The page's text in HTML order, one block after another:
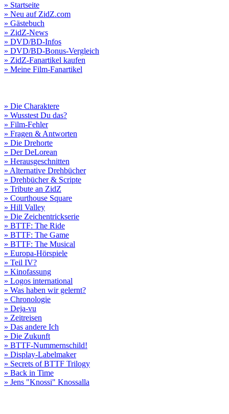
» Startseite
» Neu auf ZidZ.com
» Gästebuch
» ZidZ-News
» DVD/BD-Infos
» DVD/BD-Bonus-Vergleich
» ZidZ-Fanartikel kaufen
» Meine Film-Fanartikel
» Die Charaktere
» Wusstest Du das?
» Film-Fehler
» Fragen & Antworten
» Die Drehorte
» Der DeLorean
» Herausgeschnitten
» Alternative Drehbücher
» Drehbücher & Scripte
» Tribute an ZidZ
» Courthouse Square
» Hill Valley
» Die Zeichentrickserie
» BTTF: The Ride
» BTTF: The Game
» BTTF: The Musical
» Europa-Hörspiele
» Teil IV?
» Kinofassung
» Logos international
» Was haben wir gelernt?
» Chronologie
» Deja-vu
» Zeitreisen
» Das andere Ich
» Die Zukunft
» BTTF-Nummernschild!
» Display-Labelmaker
» Secrets of BTTF Trilogy
» Back in Time
» Jens "Knossi" Knossalla